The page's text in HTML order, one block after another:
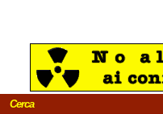
Cerca